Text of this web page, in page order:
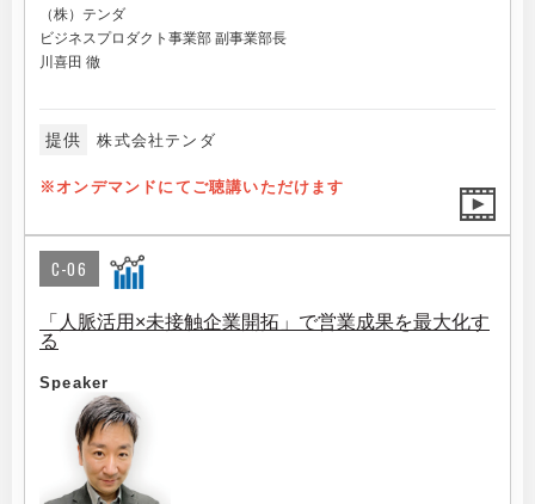
（株）テンダ
ビジネスプロダクト事業部 副事業部長
川喜田 徹
提供 株式会社テンダ
※オンデマンドにてご聴講いただけます
C-06
「人脈活用×未接触企業開拓」で営業成果を最大化す
る
Speaker